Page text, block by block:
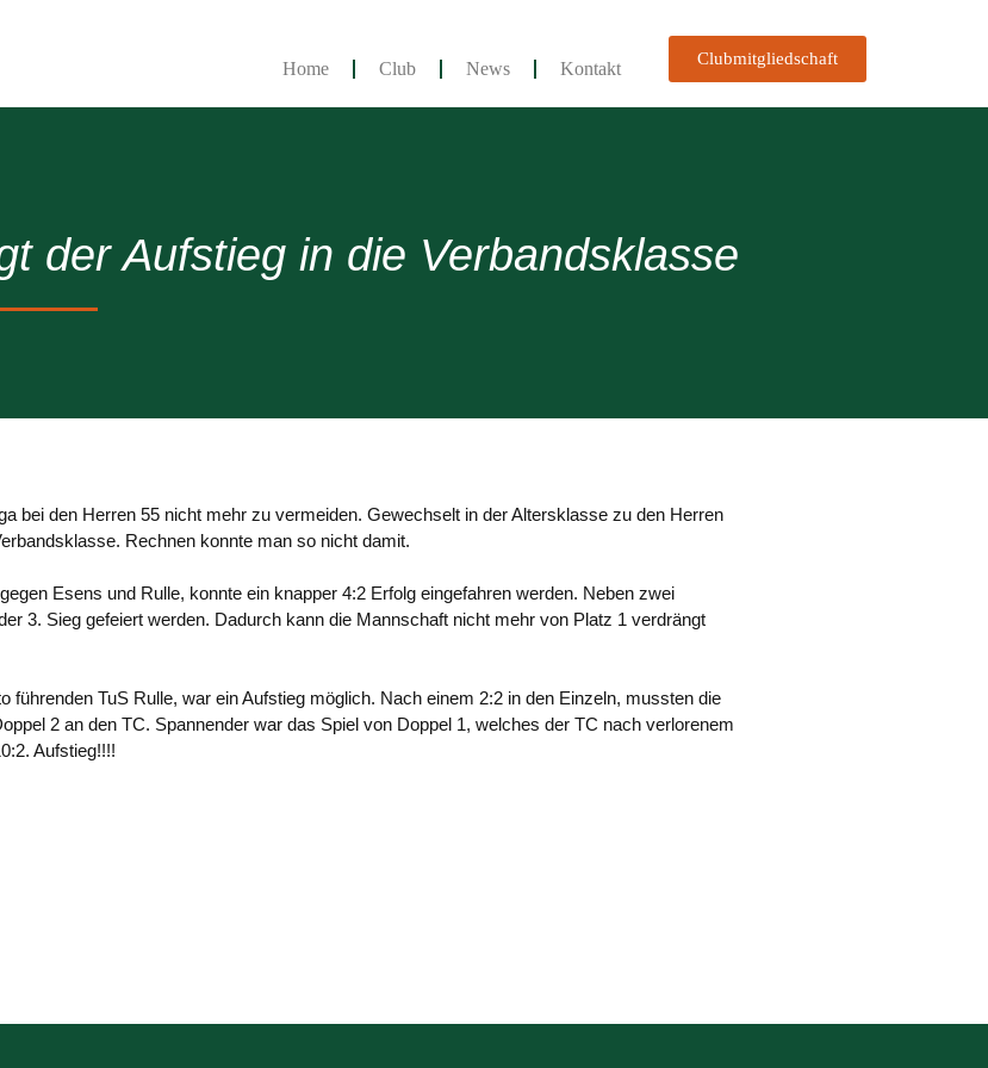
Home Club News Kontakt Clubmitgliedschaft
der Aufstieg in die Verbandsklasse
bei den Herren 55 nicht mehr zu vermeiden. Gewechselt in der Altersklasse zu den Herren
Rechnen konnte man so nicht damit.
Esens und Rulle, konnte ein knapper 4:2 Erfolg eingefahren werden. Neben zwei
3. Sieg gefeiert werden. Dadurch kann die Mannschaft nicht mehr von Platz 1 verdrängt
führenden TuS Rulle, war ein Aufstieg möglich. Nach einem 2:2 in den Einzeln, mussten die
2 an den TC. Spannender war das Spiel von Doppel 1, welches der TC nach verlorenem
Aufstieg!!!!